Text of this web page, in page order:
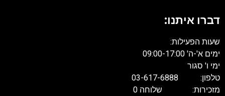
דברו איתנו:
שעות הפעילות:
ימים א'-ה' 09:00-17:00
ימי ו' סגור
טלפון: 03-617-6888
מזכירות: שלוחה 0